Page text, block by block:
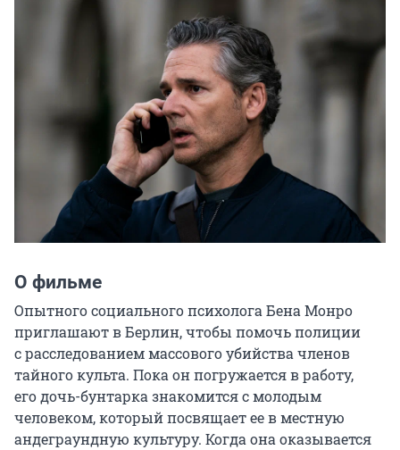
О фильме
Опытного социального психолога Бена Монро
приглашают в Берлин, чтобы помочь полиции
с расследованием массового убийства членов
тайного культа. Пока он погружается в работу,
его дочь-бунтарка знакомится с молодым
человеком, который посвящает ее в местную
андеграундную культуру. Когда она оказывается